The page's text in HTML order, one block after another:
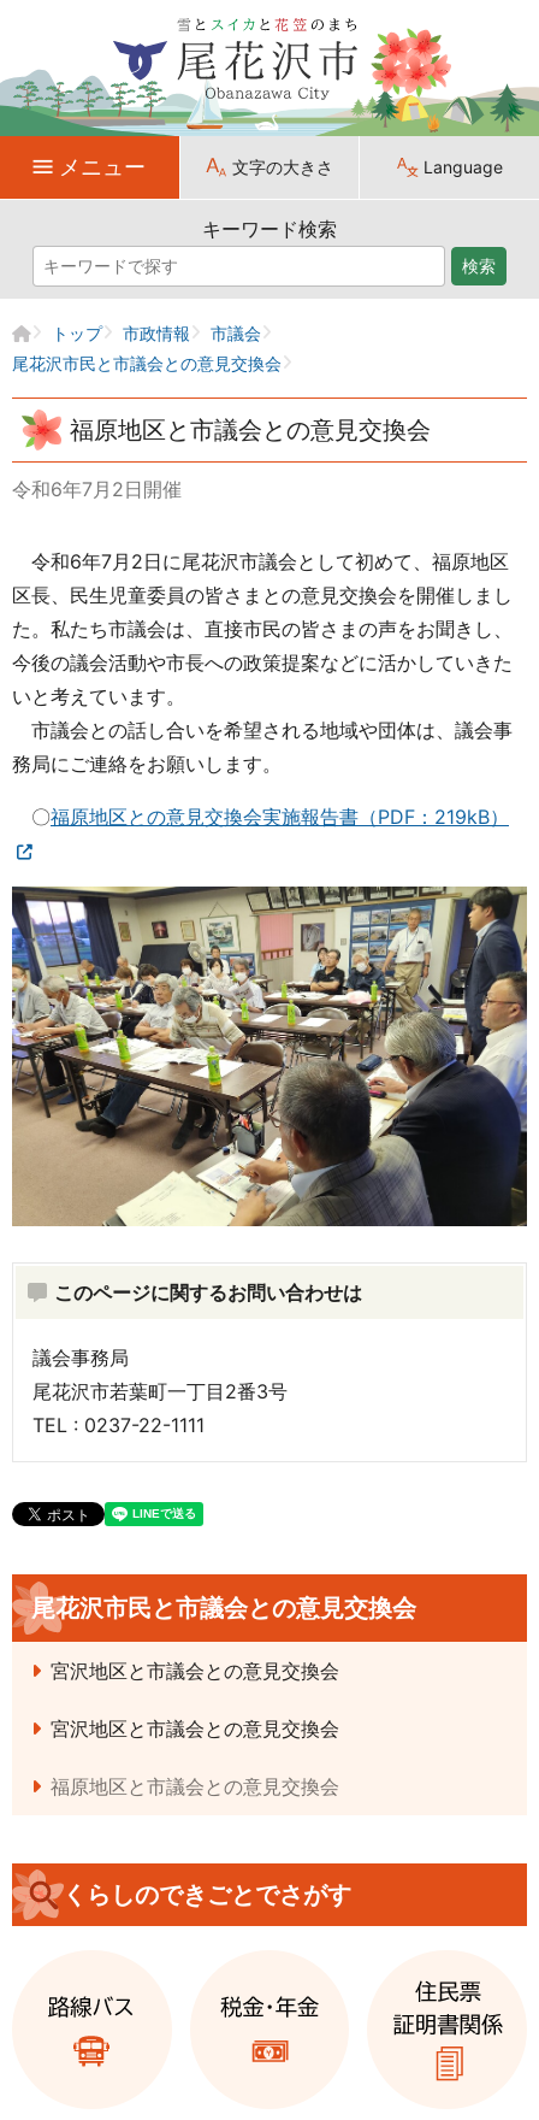
メニュー 文字の大きさ Language
キーワード検索
検索
トップ 市政情報
市議会
尾花沢市民と市議会との意見交換会
福原地区と市議会との意見交換会
令和6年7月2日開催
令和6年7月2日に尾花沢市議会として初めて、福原地区
区長、民生児童委員の皆さまとの意見交換会を開催しまし
た。私たち市議会は、直接市民の皆さまの声をお聞きし、
今後の議会活動や市長への政策提案などに活かしていきた
いと考えています。
市議会との話し合いを希望される地域や団体は、議会事
務局にご連絡をお願いします。
〇福原地区との意見交換会実施報告書（PDF：219kB）
このページに関するお問い合わせは
議会事務局
尾花沢市若葉町一丁目2番3号
TEL : 0237-22-1111
尾花沢市民と市議会との意見交換会
宮沢地区と市議会との意見交換会
宮沢地区と市議会との意見交換会
福原地区と市議会との意見交換会
くらしのできごとでさがす